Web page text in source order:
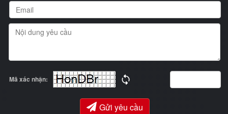
Mã xác nhận:
Gửi yêu cầu